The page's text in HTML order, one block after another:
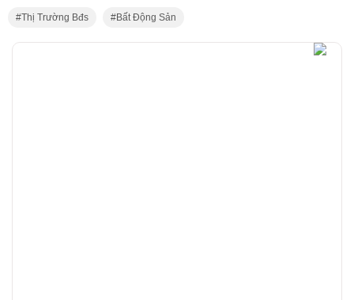
Thị Trường Bđs Bất Động Sản